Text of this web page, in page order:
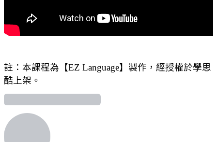
註：本課程為【EZ Language】製作，經授權於學思
酷上架。